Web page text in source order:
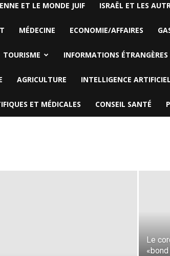
ET LE MONDE JUIF ISRAËL ET LES
MÉDECINE ECONOMIE/AFFAIRES
TOURISME INFORMATIONS ÉTRANGÈRES
AGRICULTURE INTELLIGENCE
ET MÉDICALES CONSEIL SANTÉ
Le